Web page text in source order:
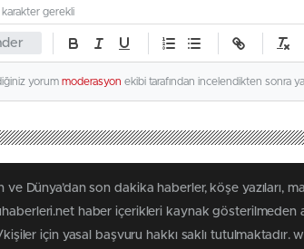
karakter gerekli
yorum moderasyon ekibi tarafından incelendikten sonra
ve Dünya’dan son dakika haberler, köşe
haber içerikleri kaynak gösterilmeden
için yasal başvuru hakkı saklı